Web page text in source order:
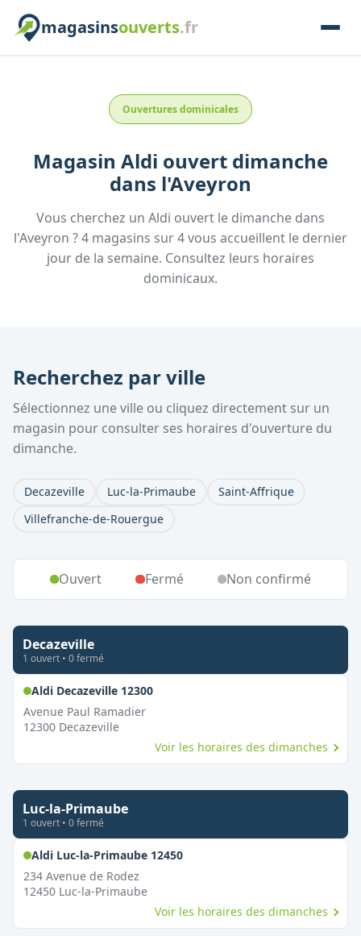
magasinsouverts.fr
Ouvertures dominicales
Magasin Aldi ouvert dimanche
dans l'Aveyron
Vous cherchez un Aldi ouvert le dimanche dans
l'Aveyron ?4 magasins sur4vous accueillent le dernier
jour de la semaine. Consultez leurs horaires
dominicaux.
Recherchez par ville
Sélectionnez une ville ou cliquez directement sur un
magasin pour consulter ses horaires d'ouverture du
dimanche.
Decazeville Luc-la-Primaube
Saint-Affrique
Villefranche-de-Rouergue
Ouvert Fermé Non confirmé
Decazeville
1 ouvert • 0fermé
Aldi Decazeville 12300,
Avenue Paul Ramadier
12300 Decazeville
Voir les horaires des dimanches
Luc-la-Primaube
1 ouvert • 0fermé
Aldi Luc-la-Primaube 12450,
234 Avenue de Rodez
12450 Luc-la-Primaube
Voir les horaires des dimanches